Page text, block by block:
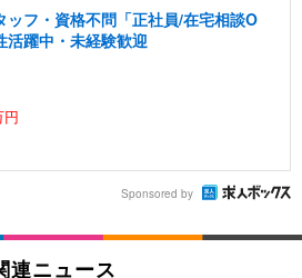
ッフ・資格不問「正社員/在宅相談O
活躍中・未経験歓迎
円
Sponsored by
連ニュース